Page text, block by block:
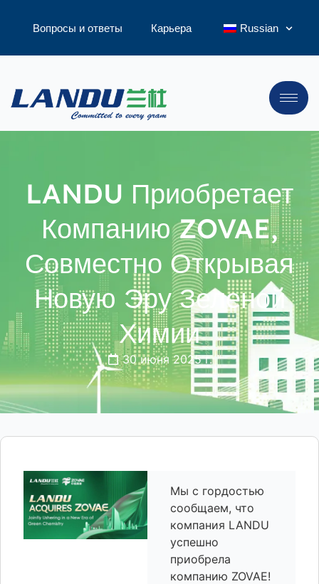
Вопросы и ответы Карьера Russian
LANDU Приобретает
Компанию ZOVAE,
Совместно Открывая
Новую Эру Зеленой
Химии
30 июня 2025 г.
Мы с гордостью
сообщаем, что
компания LANDU
успешно
приобрела
компанию ZOVAE!